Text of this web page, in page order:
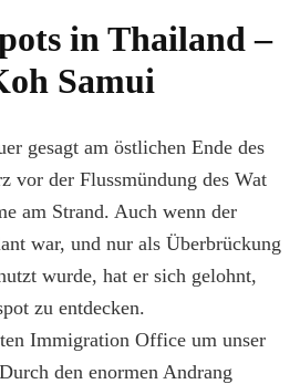
in Thailand –
Samui
gesagt am östlichen Ende des
vor der Flussmündung des Wat
am Strand. Auch wenn der
war, und nur als Überbrückung
wurde, hat er sich gelohnt,
zu entdecken.
Immigration Office um unser
den enormen Andrang